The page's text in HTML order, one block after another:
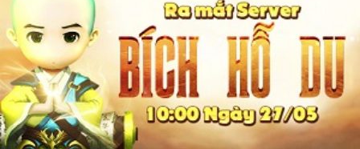
girl chân dài cực kỳ bốc lửa.